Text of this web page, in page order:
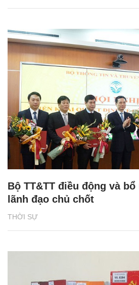
THỜI SỰ
Bộ TT&TT điều động và
lãnh đạo chủ chốt